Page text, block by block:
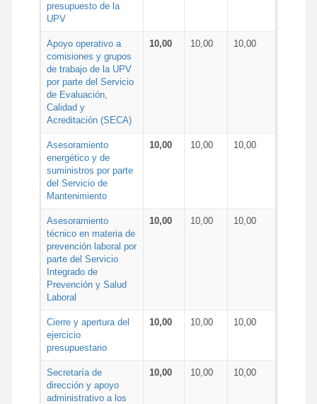
presupuesto de la
UPV
Apoyo operativo a
comisiones y grupos
de trabajo de la UPV
por parte del Servicio
de Evaluación,
Calidad y
Acreditación (SECA)
10,00 10,00 10,00
Asesoramiento
energético y de
suministros por parte
del Servicio de
Mantenimiento
10,00 10,00 10,00
Asesoramiento
técnico en materia de
prevención laboral por
parte del Servicio
Integrado de
Prevención y Salud
Laboral
10,00 10,00 10,00
Cierre y apertura del
ejercicio
presupuestario
10,00 10,00 10,00
Secretaría de
dirección y apoyo
administrativo a los
10,00 10,00 10,00